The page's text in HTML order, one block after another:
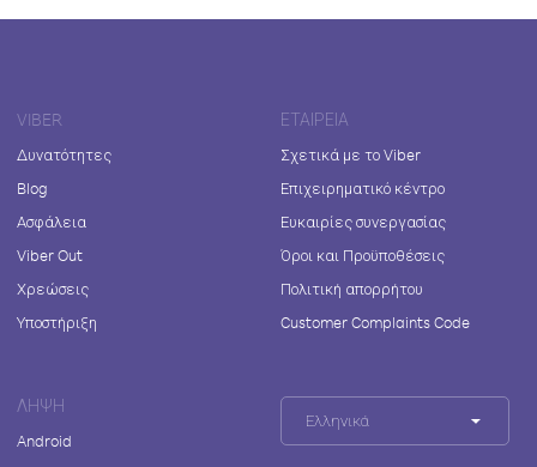
VIBER
Δυνατότητες
Blog
Ασφάλεια
Viber Out
Χρεώσεις
Υποστήριξη
ΕΤΑΙΡΕΊΑ
Σχετικά με το Viber
Επιχειρηματικό κέντρο
Ευκαιρίες συνεργασίας
Όροι και Προϋποθέσεις
Πολιτική απορρήτου
Customer Complaints Code
ΛΉΨΗ
Android
Ελληνικά